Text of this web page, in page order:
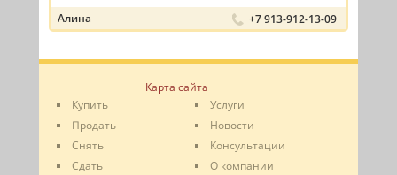
Алина +7 913-912-13-09
Карта сайта
Купить
Продать
Снять
Сдать
Услуги
Новости
Консультации
О компании